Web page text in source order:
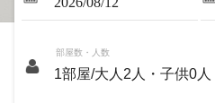
部屋数・人数